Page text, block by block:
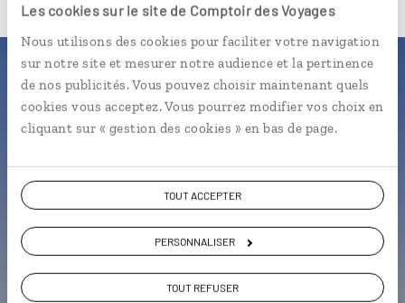
Les cookies sur le site de Comptoir des Voyages
Nous utilisons des cookies pour faciliter votre navigation
sur notre site et mesurer notre audience et la pertinence
de nos publicités. Vous pouvez choisir maintenant quels
cookies vous acceptez. Vous pourrez modifier vos choix en
cliquant sur « gestion des cookies » en bas de page.
TOUT ACCEPTER
PERSONNALISER
TOUT REFUSER
Une envie de voyage
particulière ?
Balkans Fuzine Karlovac Dalmatie
Korcula Cres